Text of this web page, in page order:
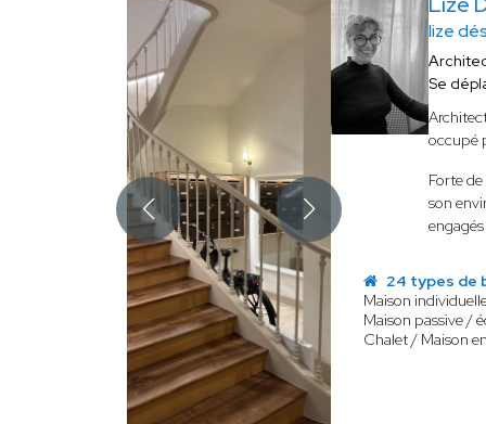
lize
Se
occupé
Forte
son
24 types de
Maison
Maison passive /
Chalet / Maison